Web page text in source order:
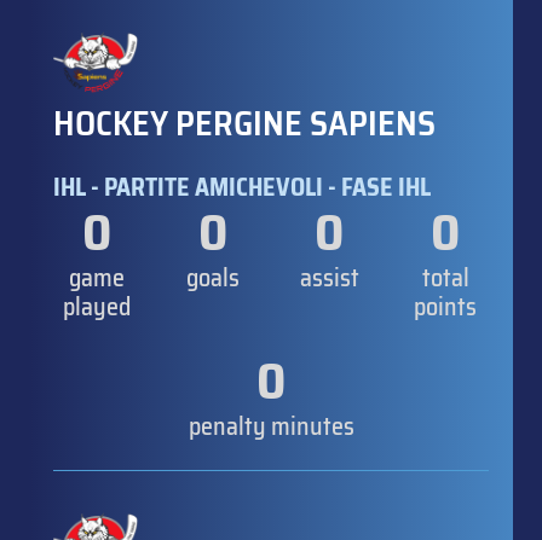
HOCKEY PERGINE SAPIENS
IHL - PARTITE AMICHEVOLI - FASE IHL
0
game
played
0
goals
0
assist
0
total
points
0
penalty minutes